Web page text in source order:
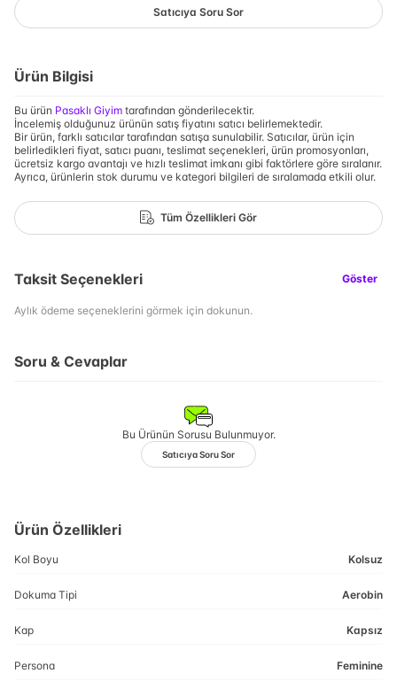
Satıcıya Soru Sor
Ürün Bilgisi
Bu ürün Pasaklı Giyim tarafından gönderilecektir.
İncelemiş olduğunuz ürünün satış fiyatını satıcı belirlemektedir.
Bir ürün, farklı satıcılar tarafından satışa sunulabilir. Satıcılar, ürün için
belirledikleri fiyat, satıcı puanı, teslimat seçenekleri, ürün promosyonları,
ücretsiz kargo avantajı ve hızlı teslimat imkanı gibi faktörlere göre sıralanır.
Ayrıca, ürünlerin stok durumu ve kategori bilgileri de sıralamada etkili olur.
Tüm Özellikleri Gör
Taksit Seçenekleri Göster
Aylık ödeme seçeneklerini görmek için dokunun.
Soru & Cevaplar
Bu Ürünün Sorusu Bulunmuyor.
Satıcıya Soru Sor
Ürün Özellikleri
Kol Boyu Kolsuz
Dokuma Tipi Aerobin
Kap Kapsız
Persona Feminine